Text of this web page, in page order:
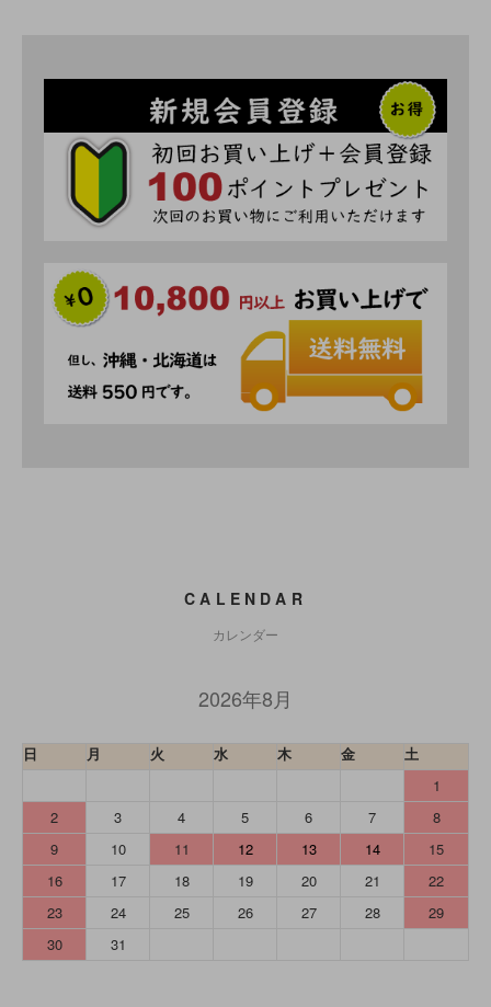
CALENDAR
カレンダー
2026年8月
日 月 火 水 木 金
土
1
2
3 4 5 6 7
8
9
10 11 12 13 14
15
16
17 18 19 20 21
22
23
24 25 26 27 28
29
30
31